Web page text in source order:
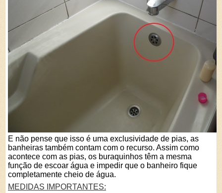
E não pense que isso é uma exclusividade de pias, as
banheiras também contam com o recurso. Assim como
acontece com as pias, os buraquinhos têm a mesma
função de escoar água e impedir que o banheiro fique
completamente cheio de água.
MEDIDAS IMPORTANTES: